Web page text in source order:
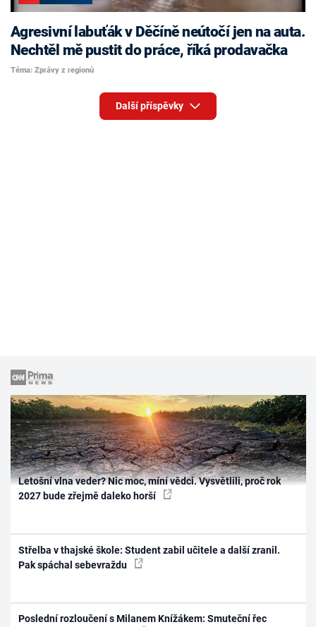
Agresivní labuťák v Děčíně neútočí jen na auta.
Nechtěl mě pustit do práce, říká prodavačka
Téma: Zprávy z regionů
Další příspěvky
Letošní vlna veder? Nic moc, míní vědci. Vysvětlili, proč rok
2027 bude zřejmě daleko horší
Střelba v thajské škole: Student zabil učitele a další zranil.
Pak spáchal sebevraždu
Poslední rozloučení s Milanem Knížákem: Smuteční řec